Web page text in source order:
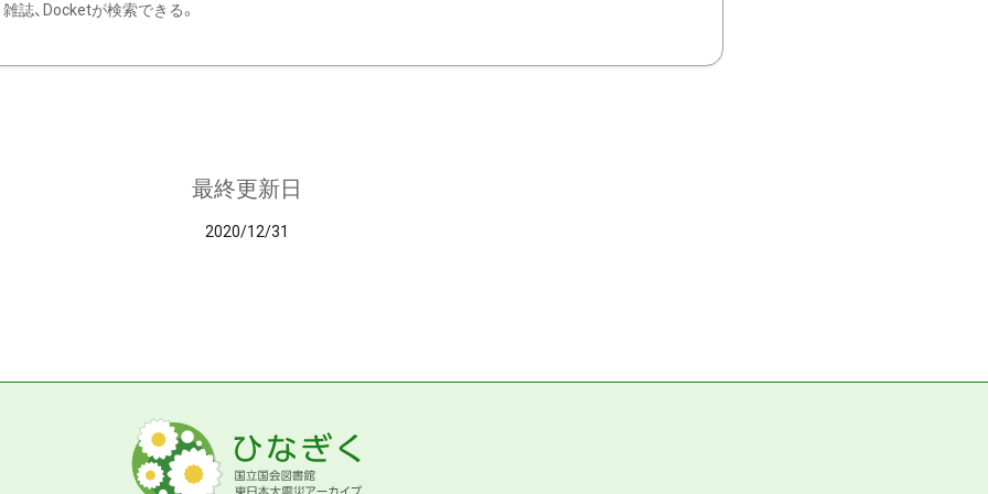
雑誌、Docketが検索できる。
最終更新日
2020/12/31